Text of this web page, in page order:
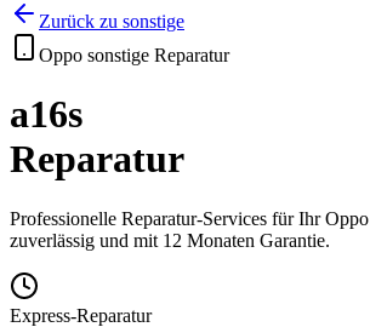
Zurück zu sonstige
Oppo sonstige Reparatur
a16s
Reparatur
Professionelle Reparatur-Services für IhrOppo
zuverlässig und mit 12 Monaten Garantie.
Express-Reparatur